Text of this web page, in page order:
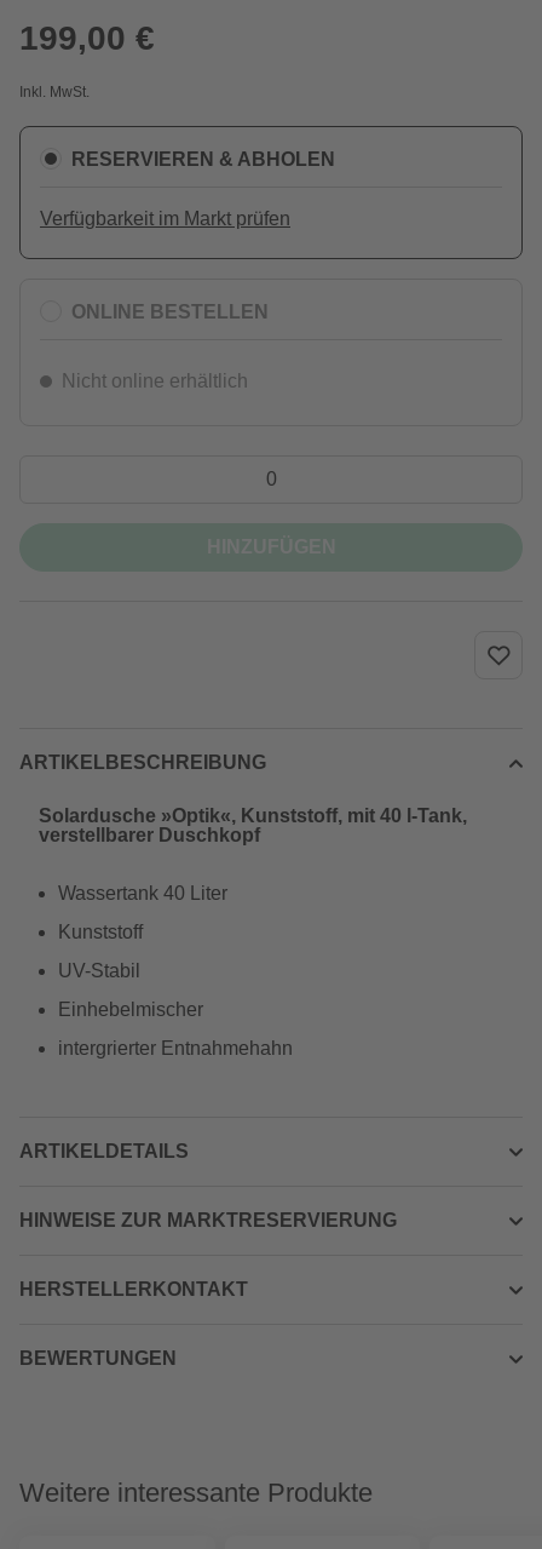
199,00 €
Inkl. MwSt.
RESERVIEREN & ABHOLEN
Verfügbarkeit im Markt prüfen
ONLINE BESTELLEN
Nicht online erhältlich
ARTIKELBESCHREIBUNG
Solardusche »Optik«, Kunststoff, mit 40 l-Tank,
verstellbarer Duschkopf
Wassertank 40 Liter
Kunststoff
UV-Stabil
Einhebelmischer
intergrierter Entnahmehahn
ARTIKELDETAILS
HINWEISE ZUR MARKTRESERVIERUNG
HERSTELLERKONTAKT
BEWERTUNGEN
Weitere interessante Produkte